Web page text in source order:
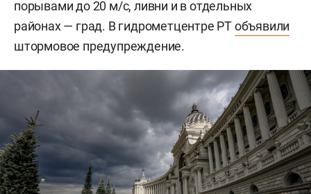
порывами до 20 м/c, ливни и в отдельных
районах — град. В гидрометцентре РТобъявили
штормовое предупреждение.